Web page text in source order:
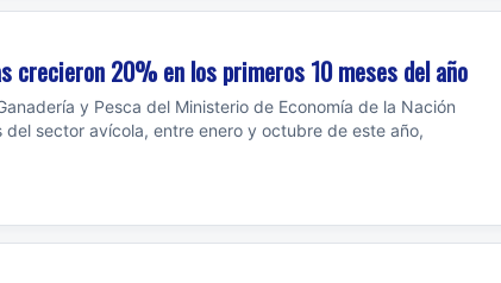
crecieron 20% en los primeros 10 meses del año
y Pesca del Ministerio de Economía de la Nación
sector avícola, entre enero y octubre de este año,